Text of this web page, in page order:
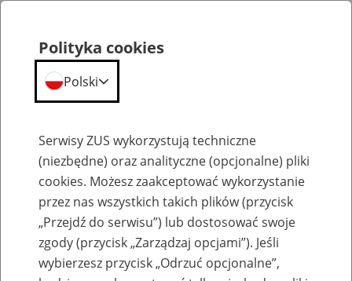
Dostępność placówek ZUS dla osób z niepełnosprawnościami
Polityka cookies
Polski
Serwisy ZUS wykorzystują techniczne
(niezbędne) oraz analityczne (opcjonalne) pliki
cookies. Możesz zaakceptować wykorzystanie
przez nas wszystkich takich plików (przycisk
„Przejdź do serwisu”) lub dostosować swoje
zgody (przycisk „Zarządzaj opcjami”). Jeśli
wybierzesz przycisk „Odrzuć opcjonalne”,